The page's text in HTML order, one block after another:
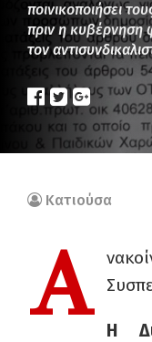
ποινικοποιήσει
πριν η κυβέρνηση
τον
Κατιούσα
Α
Η